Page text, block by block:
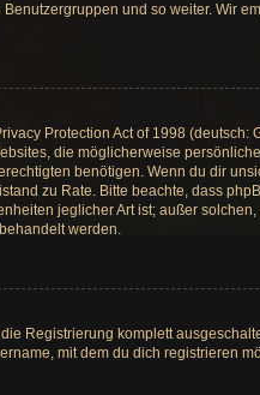
und so weiter. Wir
Protection Act of 1998
die möglicherweise
benötigen. Wenn du dir
zu Rate. Bitte beachte, dass
jeglicher Art ist; außer
werden.
Registrierung komplett
mit dem du dich registrieren